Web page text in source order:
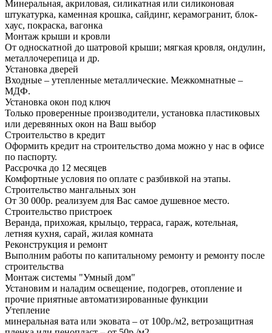
Минеральная, акриловая, силикатная или силиконовая
штукатурка, каменная крошка, сайдинг, керамогранит, блок-
хаус, покраска, вагонка
Монтаж крыши и кровли
От односкатной до шатровой крыши; мягкая кровля, ондулин,
металлочерепица и др.
Установка дверей
Входные – утепленные металлические. Межкомнатные –
МДФ.
Установка окон под ключ
Только проверенные производители, установка пластиковых
или деревянных окон на Ваш выбор
Строительство в кредит
Оформить кредит на строительство дома можно у нас в офисе
по паспорту.
Рассрочка до 12 месяцев
Комфортные условия по оплате с разбивкой на этапы.
Строительство мангальных зон
От 30 000р. реализуем для Вас самое душевное место.
Строительство пристроек
Веранда, прихожая, крыльцо, терраса, гараж, котельная,
летняя кухня, сарай, жилая комната
Реконструкция и ремонт
Выполним работы по капитальному ремонту и ремонту после
строительства
Монтаж системы "Умный дом"
Установим и наладим освещение, подогрев, отопление и
прочие приятные автоматизированные функции
Утепление
минеральная вата или эковата – от 100р./м2, ветрозащитная